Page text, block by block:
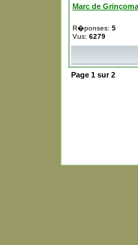
Marc de
R�ponses: 5
Vus: 6279
Page 1 sur2